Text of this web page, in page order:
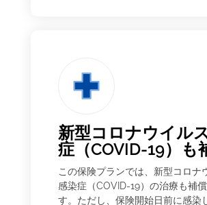
新型コロナウイル
症（COVID-19）も
この保険プランでは、新型コロナ
感染症（COVID-19）の治療も補
す。ただし、保険開始日前に感染